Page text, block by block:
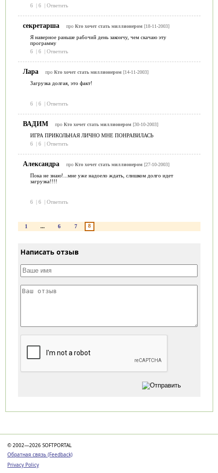
6
| 6 | Ответить
секретарша про Кто хочет стать миллионером [18-11-2003]
Я наверное раньше рабочий день закончу, чем скачаю эту
программу
6
| 6 | Ответить
Лара про Кто хочет стать миллионером [14-11-2003]
Загрузка долгая, это факт!
6 | 6 | Ответить
ВАДИМ про Кто хочет стать миллионером [30-10-2003]
ИГРА ПРИКОЛЬНАЯ ЛИЧНО МНЕ ПОНРАВИЛАСЬ
6
| 6 | Ответить
Александра про Кто хочет стать миллионером [27-10-2003]
Пока не знаю!...мне уже надоело ждать, слишком долго идет
загрузка!!!!
6 | 6 | Ответить
1 ... 6 7 8
Написать отзыв
© 2002—2026 SOFTPORTAL
Обратная связь (Feedback)
Privacy Policy